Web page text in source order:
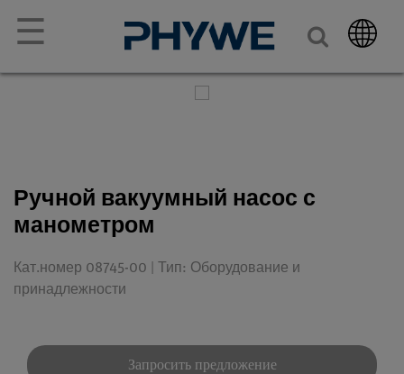
☰
Ручной вакуумный насос с
манометром
Кат.номер 08745-00 | Тип: Оборудование и
принадлежности
Запросить предложение